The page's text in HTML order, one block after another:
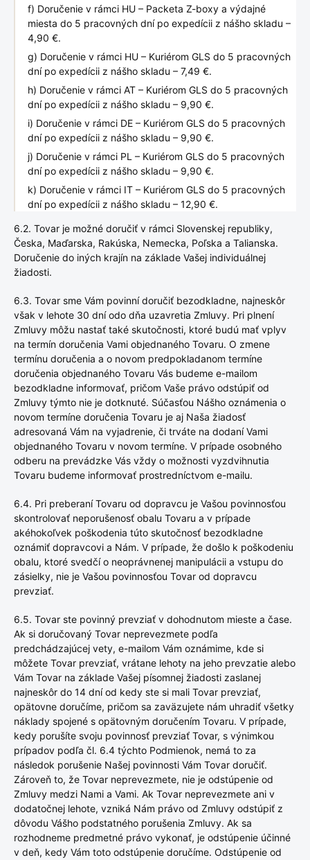
f) Doručenie v rámci HU – Packeta Z-boxy a výdajné
miesta do 5 pracovných dní po expedícii z nášho skladu –
4,90 €.
g) Doručenie v rámci HU – Kuriérom GLS do 5 pracovných
dní po expedícii z nášho skladu – 7,49 €.
h) Doručenie v rámci AT – Kuriérom GLS do 5 pracovných
dní po expedícii z nášho skladu – 9,90 €.
i) Doručenie v rámci DE – Kuriérom GLS do 5 pracovných
dní po expedícii z nášho skladu – 9,90 €.
j) Doručenie v rámci PL – Kuriérom GLS do 5 pracovných
dní po expedícii z nášho skladu – 9,90 €.
k) Doručenie v rámci IT – Kuriérom GLS do 5 pracovných
dní po expedícii z nášho skladu – 12,90 €.
6.2. Tovar je možné doručiť v rámci Slovenskej republiky,
Česka, Maďarska, Rakúska, Nemecka, Poľska a Talianska.
Doručenie do iných krajín na základe Vašej individuálnej
žiadosti.
6.3. Tovar sme Vám povinní doručiť bezodkladne, najneskôr
však v lehote 30 dní odo dňa uzavretia Zmluvy. Pri plnení
Zmluvy môžu nastať také skutočnosti, ktoré budú mať vplyv
na termín doručenia Vami objednaného Tovaru. O zmene
termínu doručenia a o novom predpokladanom termíne
doručenia objednaného Tovaru Vás budeme e-mailom
bezodkladne informovať, pričom Vaše právo odstúpiť od
Zmluvy týmto nie je dotknuté. Súčasťou Nášho oznámenia o
novom termíne doručenia Tovaru je aj Naša žiadosť
adresovaná Vám na vyjadrenie, či trváte na dodaní Vami
objednaného Tovaru v novom termíne. V prípade osobného
odberu na prevádzke Vás vždy o možnosti vyzdvihnutia
Tovaru budeme informovať prostredníctvom e-mailu.
6.4. Pri preberaní Tovaru od dopravcu je Vašou povinnosťou
skontrolovať neporušenosť obalu Tovaru a v prípade
akéhokoľvek poškodenia túto skutočnosť bezodkladne
oznámiť dopravcovi a Nám. V prípade, že došlo k poškodeniu
obalu, ktoré svedčí o neoprávnenej manipulácii a vstupu do
zásielky, nie je Vašou povinnosťou Tovar od dopravcu
prevziať.
6.5. Tovar ste povinný prevziať v dohodnutom mieste a čase.
Ak si doručovaný Tovar neprevezmete podľa
predchádzajúcej vety, e-mailom Vám oznámime, kde si
môžete Tovar prevziať, vrátane lehoty na jeho prevzatie alebo
Vám Tovar na základe Vašej písomnej žiadosti zaslanej
najneskôr do 14 dní od kedy ste si mali Tovar prevziať,
opätovne doručíme, pričom sa zaväzujete nám uhradiť všetky
náklady spojené s opätovným doručením Tovaru. V prípade,
kedy porušíte svoju povinnosť prevziať Tovar, s výnimkou
prípadov podľa čl. 6.4 týchto Podmienok, nemá to za
následok porušenie Našej povinnosti Vám Tovar doručiť.
Zároveň to, že Tovar neprevezmete, nie je odstúpenie od
Zmluvy medzi Nami a Vami. Ak Tovar neprevezmete ani v
dodatočnej lehote, vzniká Nám právo od Zmluvy odstúpiť z
dôvodu Vášho podstatného porušenia Zmluvy. Ak sa
rozhodneme predmetné právo vykonať, je odstúpenie účinné
v deň, kedy Vám toto odstúpenie doručíme. Odstúpenie od